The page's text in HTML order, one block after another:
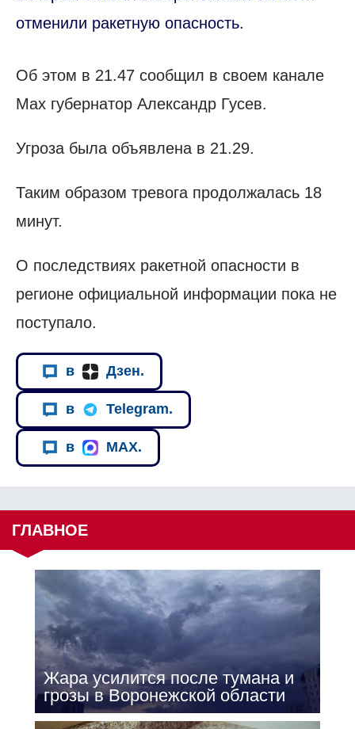
отменили ракетную опасность.
Об этом в 21.47 сообщил в своем канале
Мах губернатор Александр Гусев.
Угроза была объявлена в 21.29.
Таким образом тревога продолжалась 18
минут.
О последствиях ракетной опасности в
регионе официальной информации пока не
поступало.
в Дзен.
в Telegram.
в MAX.
ГЛАВНОЕ
Жара усилится после тумана и
грозы в Воронежской области